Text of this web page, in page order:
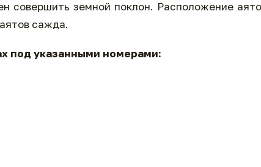
совершить земной поклон. Расположение
сажда.
под указанными номерами: